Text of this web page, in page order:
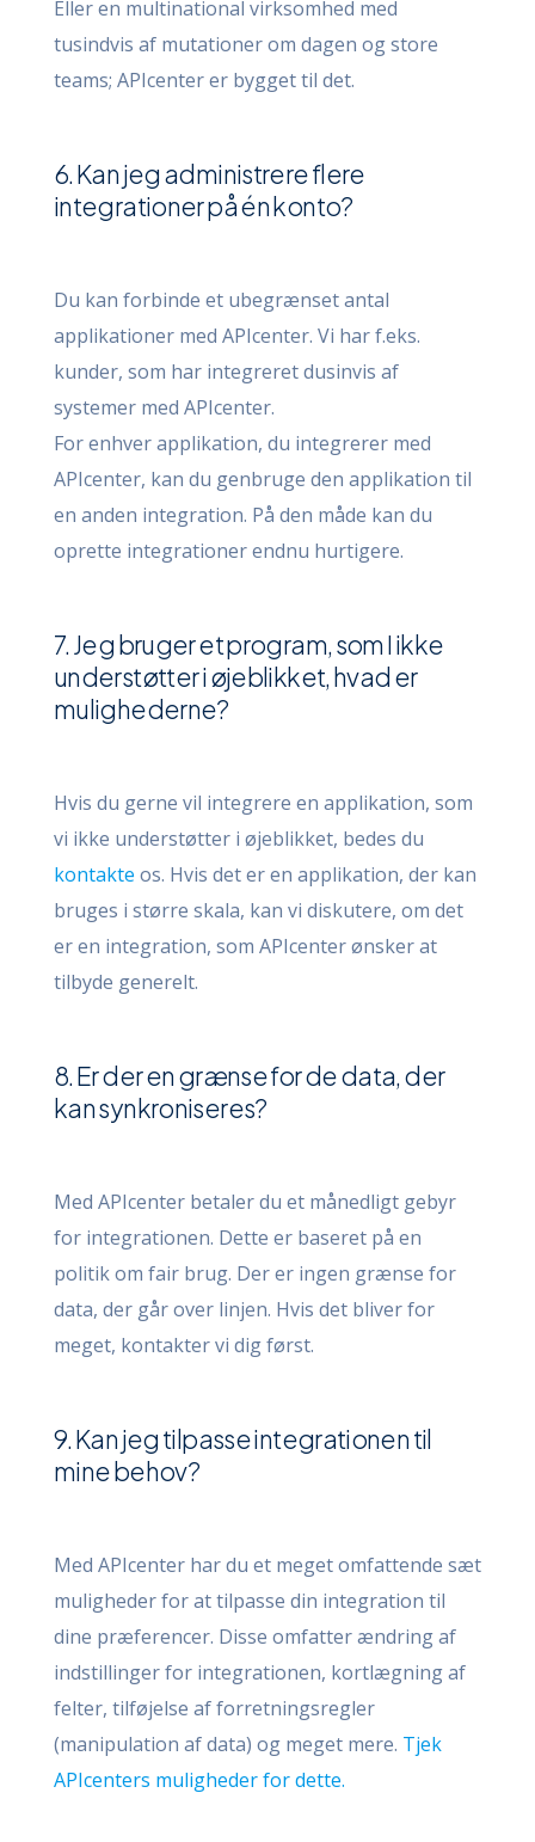
Eller en multinational virksomhed med
tusindvis af mutationer om dagen og store
teams; APIcenter er bygget til det.
6. Kan jeg administrere flere
integrationer på én konto?
Du kan forbinde et ubegrænset antal
applikationer med APIcenter. Vi har f.eks.
kunder, som har integreret dusinvis af
systemer med APIcenter.
For enhver applikation, du integrerer med
APIcenter, kan du genbruge den applikation til
en anden integration. På den måde kan du
oprette integrationer endnu hurtigere.
7. Jeg bruger et program, som I ikke
understøtter i øjeblikket, hvad er
mulighederne?
Hvis du gerne vil integrere en applikation, som
vi ikke understøtter i øjeblikket, bedes du
kontakte os. Hvis det er en applikation, der kan
bruges i større skala, kan vi diskutere, om det
er en integration, som APIcenter ønsker at
tilbyde generelt.
8. Er der en grænse for de data, der
kan synkroniseres?
Med APIcenter betaler du et månedligt gebyr
for integrationen. Dette er baseret på en
politik om fair brug. Der er ingen grænse for
data, der går over linjen. Hvis det bliver for
meget, kontakter vi dig først.
9. Kan jeg tilpasse integrationen til
mine behov?
Med APIcenter har du et meget omfattende sæt
muligheder for at tilpasse din integration til
dine præferencer. Disse omfatter ændring af
indstillinger for integrationen, kortlægning af
felter, tilføjelse af forretningsregler
(manipulation af data) og meget mere. Tjek
APIcenters muligheder for dette.